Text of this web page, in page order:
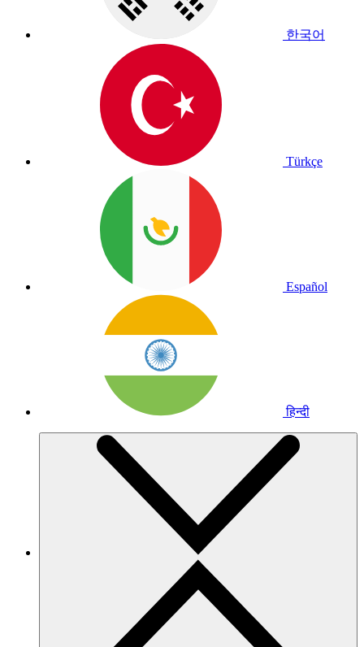
한국어
Türkçe
Español
हिन्दी